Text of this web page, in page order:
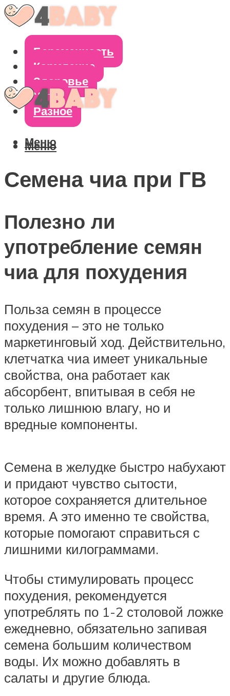
Беременность
Кормление
Здоровье
Уход
Разное
Меню
Меню
Семена чиа при ГВ
Полезно ли
употребление семян
чиа для похудения
Польза семян в процессе
похудения – это не только
маркетинговый ход. Действительно,
клетчатка чиа имеет уникальные
свойства, она работает как
абсорбент, впитывая в себя не
только лишнюю влагу, но и
вредные компоненты.
Семена в желудке быстро набухают
и придают чувство сытости,
которое сохраняется длительное
время. А это именно те свойства,
которые помогают справиться с
лишними килограммами.
Чтобы стимулировать процесс
похудения, рекомендуется
употреблять по 1-2 столовой ложке
ежедневно, обязательно запивая
семена большим количеством
воды. Их можно добавлять в
салаты и другие блюда.